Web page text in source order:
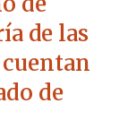
de las
de